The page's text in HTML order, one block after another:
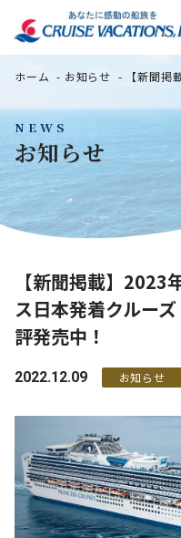
NEWS
お知らせ
ホーム - お知らせ - 【新聞
【新聞掲載】2023
ス日本発着クルー
評発売中！
2022.12.09 お知らせ